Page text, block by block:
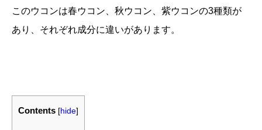
このウコンは春ウコン、秋ウコン、紫ウコンの3種類が
あり、それぞれ成分に違いがあります。
Contents [hide]